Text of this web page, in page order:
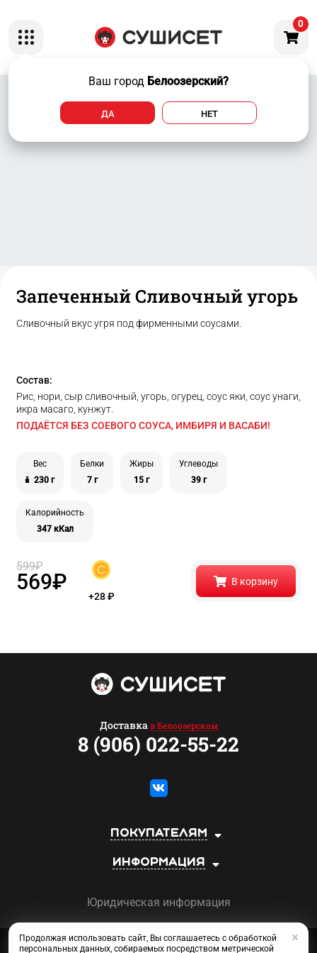
0
Ваш город Белоозерский?
ДА НЕТ
Запеченный Сливочный угорь
Сливочный вкус угря под фирменными соусами.
Состав:
Рис, нори, сыр сливочный, угорь, огурец, соус яки, соус унаги,
икра масаго, кунжут.
ПОДАЁТСЯ БЕЗ СОЕВОГО СОУСА, ИМБИРЯ И ВАСАБИ!
Вес
230 г
Белки
7 г
Жиры
15 г
Углеводы
39 г
Калорийность
347 кКал
599₽
569₽
+28₽
В корзину
Покупателям
Информация
Доставка в Белоозерском
8 (906) 022-55-22
Юридическая информация
Сеть магазинов «СУШИСЕТ»
Продолжая использовать сайт, Вы соглашаетесь с обработкой
персональных данных, собираемых посредством метрической